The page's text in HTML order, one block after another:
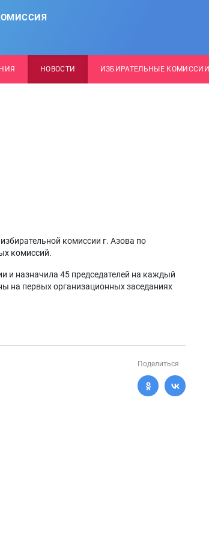
НОВОСТИ ИЗБИРАТЕЛЬНЫЕ КОМИССИИ
комиссии г. Азова по
комиссий.
и назначила 45 председателей на каждый
на первых организационных заседаниях
Поделиться